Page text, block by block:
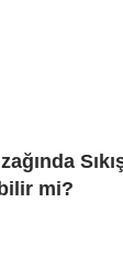
mi?